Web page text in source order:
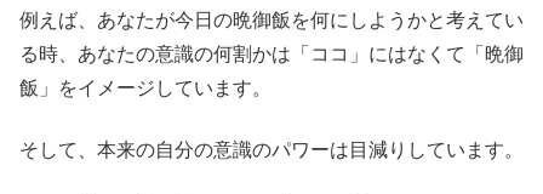
例えば、あなたが今日の晩御飯を何にしようかと考えてい
る時、あなたの意識の何割かは「ココ」にはなくて「晩御
飯」をイメージしています。
そして、本来の自分の意識のパワーは目減りしています。